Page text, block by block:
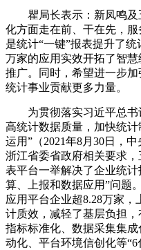
瞿局长表示：新凤鸣
化方面走在前、干在先，
是统计“一键”报表提升了
万家的应用实效开拓了智
推广。同时，希望进一步
统计事业贡献更多力量。
为贯彻落实习近平总
高统计数据质量，加快统
运用”（2021年8月30日，
浙江省委省政府相关要求
表平台一举解决了企业统
算、上报和数据应用”问题
应用平台企业超8.28万家
计质效，减轻了基层负担
指标标准化、数据采集集
动化、平台环境信创化等